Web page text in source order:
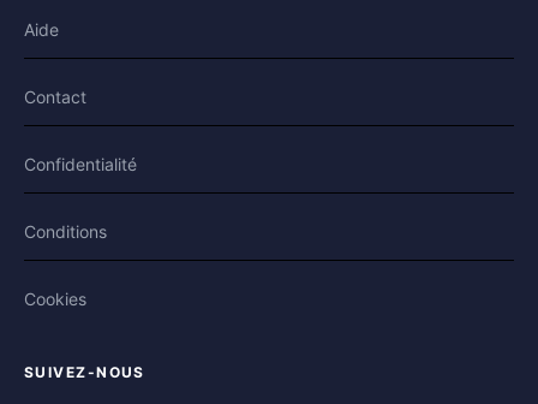
Aide
Contact
Confidentialité
Conditions
Cookies
SUIVEZ-NOUS